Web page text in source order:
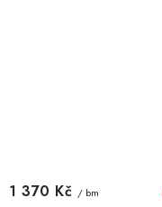
1 370 Kč / bm